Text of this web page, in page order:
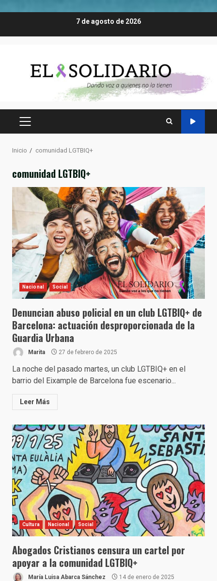
7 de agosto de 2026
MENÚ
Inicio comunidad LGTBIQ+
comunidad LGTBIQ+
Nacional Social
Denuncian abuso policial en un club LGTBIQ+ de
Barcelona: actuación desproporcionada de la
Guardia Urbana
Marita 27 de febrero de 2025
La noche del pasado martes, un club LGTBIQ+ en el
barrio del Eixample de Barcelona fue escenario...
Leer Más
Cultura Nacional Social
Abogados Cristianos censura un cartel por
apoyar a la comunidad LGTBIQ+
María Luisa Abarca Sánchez 14 de enero de 2025